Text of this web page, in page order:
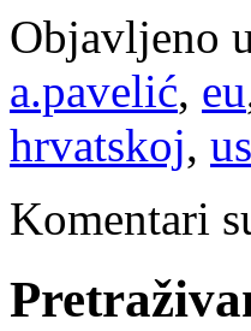
Objavljeno
a.pavelić, eu
hrvatskoj,
Komentari